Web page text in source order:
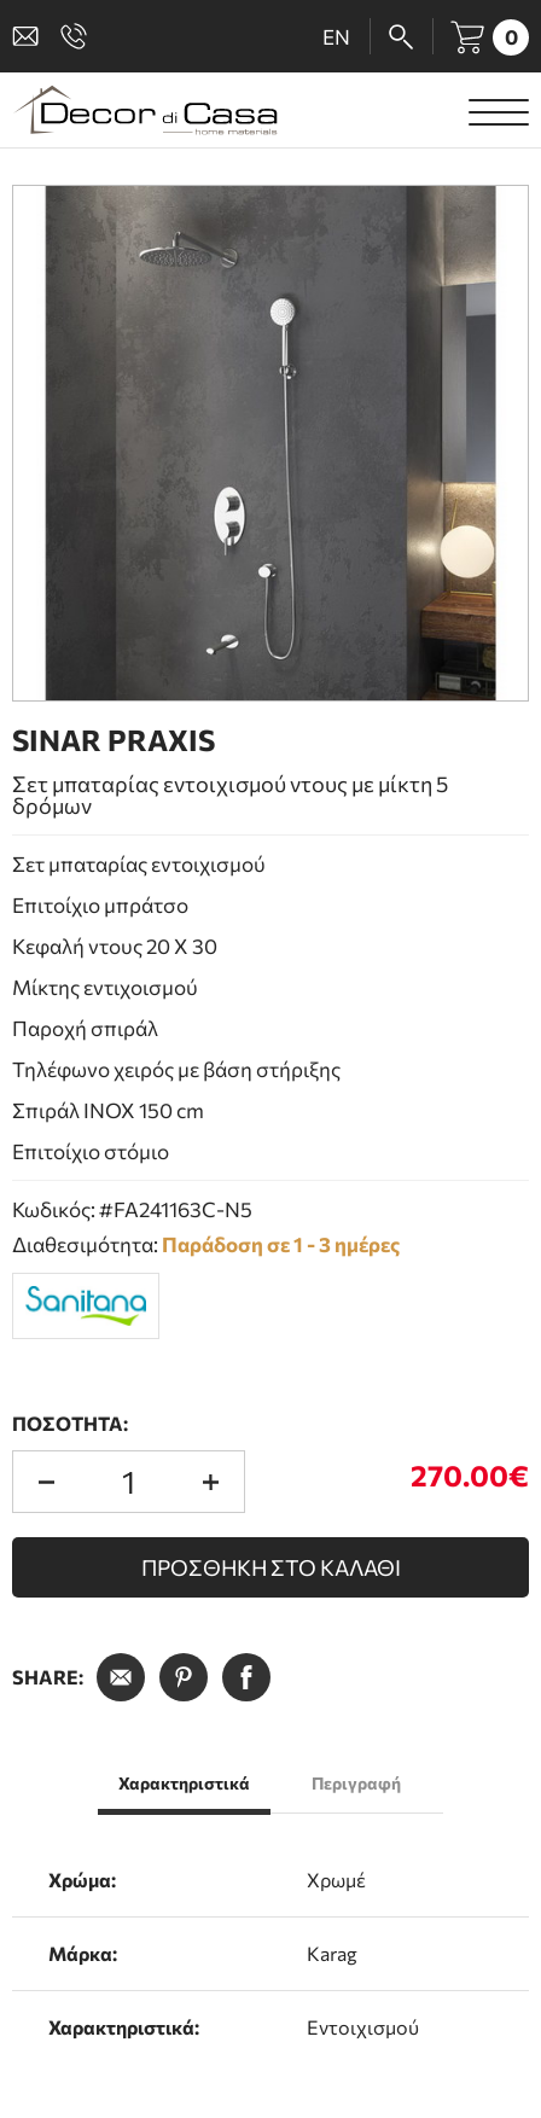
EN 0
ΕΙΔΗ ΥΓΙΕΙΝΗΣ
ΜΠΑΤΑΡΙΕΣ
ΠΛΑΚΑΚΙΑ
ΤΖΑΚΙ
SINAR PRAXIS
Σετ μπαταρίας εντοιχισμού ντους με μίκτη 5
δρόμων
Σετ μπαταρίας εντοιχισμού
Επιτοίχιο μπράτσο
Κεφαλή ντους 20 Χ 30
Μίκτης εντιχοισμού
Παροχή σπιράλ
Τηλέφωνο χειρός με βάση στήριξης
Σπιράλ INOX 150 cm
Eπιτοίχιο στόμιο
Κωδικός: #FA241163C-N5
Διαθεσιμότητα: Παράδοση σε 1 - 3 ημέρες
ΠΟΣΟΤΗΤΑ:
270.00€
ΠΡΟΣΘΗΚΗ ΣΤΟ ΚΑΛΑΘΙ
SHARE:
Χαρακτηριστικά
Χρώμα: Χρωμέ
Μάρκα: Karag
Χαρακτηριστικά: Εντοιχισμού
Περιγραφή